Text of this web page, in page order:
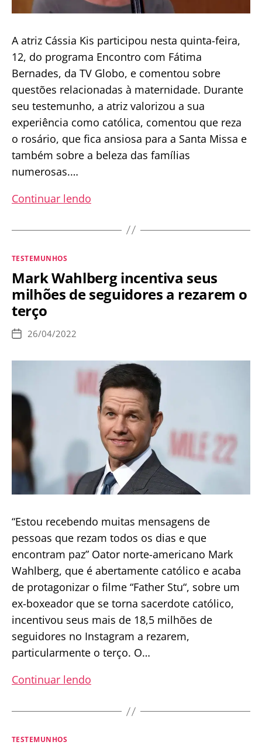
A atriz Cássia Kis participou nesta quinta-feira,
12, do programa Encontro com Fátima
Bernades, da TV Globo, e comentou sobre
questões relacionadas à maternidade. Durante
seu testemunho, a atriz valorizou a sua
experiência como católica, comentou que reza
o rosário, que fica ansiosa para a Santa Missa e
também sobre a beleza das famílias
numerosas.…
Continuar lendo
Kis
católica
e
“a
vida
católica
linda”
Categorias
TESTEMUNHOS
Mark Wahlberg incentiva seus
milhões de seguidores a rezarem o
terço
Data
publicação
26/04/2022
“Estou recebendo muitas mensagens de
pessoas que rezam todos os dias e que
encontram paz” Oator norte-americano Mark
Wahlberg, que é abertamente católico e acaba
de protagonizar o filme “Father Stu“, sobre um
ex-boxeador que se torna sacerdote católico,
incentivou seus mais de 18,5 milhões de
seguidores no Instagram a rezarem,
particularmente o terço. O…
Continuar lendo
incentiva
Categorias
TESTEMUNHOS